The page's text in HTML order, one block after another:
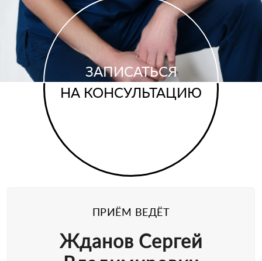
ЗАПИСАТЬСЯ
НА КОНСУЛЬТАЦИЮ
ПРИЁМ ВЕДЁТ
Жданов Сергей